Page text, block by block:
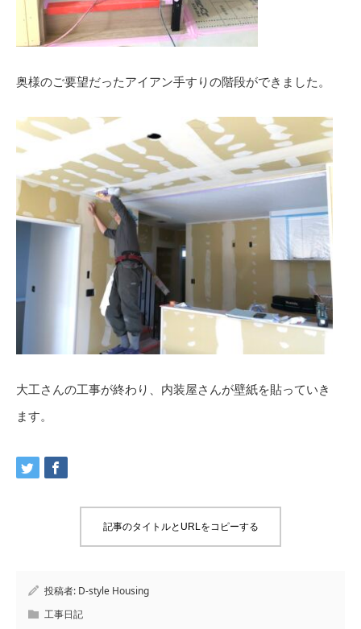
奥様のご要望だったアイアン手すりの階段ができました。
大工さんの工事が終わり、内装屋さんが壁紙を貼っていき
ます。
記事のタイトルとURLをコピーする
投稿者: D-style Housing
工事日記